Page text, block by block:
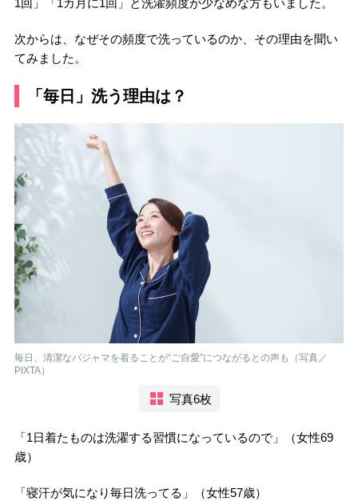
1回」「1カ月に1回」と洗濯頻度が少なめな方もいました。
次からは、なぜその頻度で洗っているのか、その理由を聞い
てみました。
「毎日」洗う理由は？
毎日、清潔なパジャマを着ることが“ご自愛”につながるとの声も（写真／
PIXTA）
写真6枚
「1日着たものは洗濯する習慣になっているので」（女性69
歳）
「寝汗が気になり毎日洗ってる」（女性57歳）